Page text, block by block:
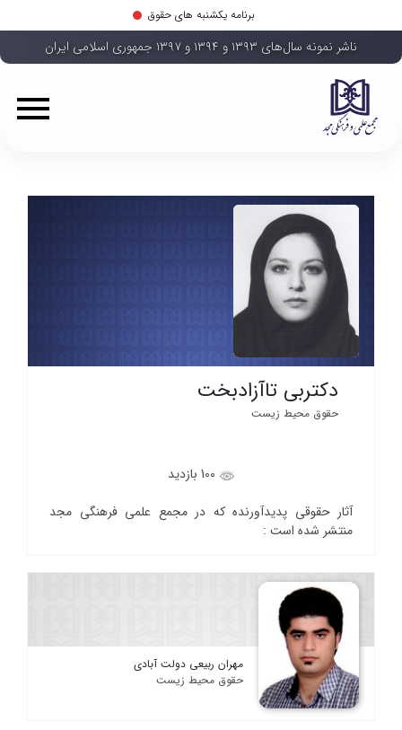
برنامه یکشنبه های حقوق
ناشر نمونه سال‌های ۱۳۹۳ و ۱۳۹۴ و ۱۳۹۷ جمهوری اسلامی ایران
دکتربی تاآزادبخت
حقوق محیط زیست
آثار حقوقی پدیدآورنده که در مجمع علمی فرهنگی مجد
منتشر شده است :
مهران ربیعی دولت آبادی
حقوق محیط زیست